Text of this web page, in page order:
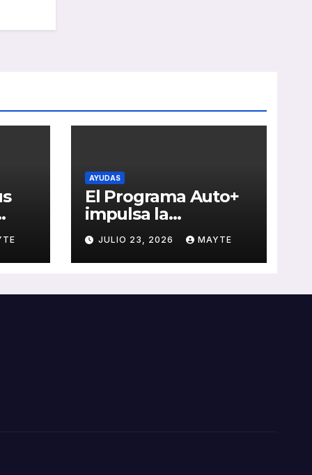
AYUDAS
El Programa Auto+
impulsa la
renovación de flotas
con ayudas a
vehículos eléctricos
JULIO 23, 2026 MAYTE